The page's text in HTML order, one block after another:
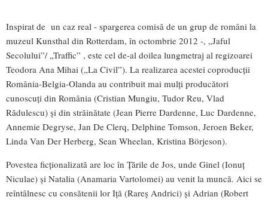
Inspirat de un caz real - spargerea comisă de un grup de români la
muzeul Kunsthal din Rotterdam, în octombrie 2012 -, „Jaful
Secolului”/ „Traffic” , este cel de-al doilea lungmetraj al regizoarei
Teodora Ana Mihai („La Civil”). La realizarea acestei coproducții
România-Belgia-Olanda au contribuit mai mulți producători
cunoscuți din România (Cristian Mungiu, Tudor Reu, Vlad
Rădulescu) și din străinătate (Jean Pierre Dardenne, Luc Dardenne,
Annemie Degryse, Jan De Clerq, Delphine Tomson, Jeroen Beker,
Linda Van Der Herberg, Sean Wheelan, Kristina Börjeson).
Povestea ficționalizată are loc în Țările de Jos, unde Ginel (Ionuț
Niculae) și Natalia (Anamaria Vartolomei) au venit la muncă. Aici se
reîntâlnesc cu consătenii lor Iță (Rareș Andrici) și Adrian (Robert